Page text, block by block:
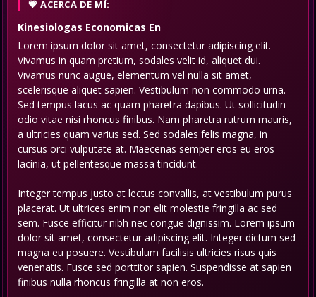
ACERCA DE MÍ:
Kinesiologas Economicas En
Lorem ipsum dolor sit amet, consectetur adipiscing elit.
Vivamus in quam pretium, sodales velit id, aliquet dui.
Vivamus nunc augue, elementum vel nulla sit amet,
scelerisque aliquet sapien. Vestibulum non commodo urna.
Sed tempus lacus ac quam pharetra dapibus. Ut sollicitudin
odio vitae nisi rhoncus finibus. Nam pharetra rutrum mauris,
a ultricies quam varius sed. Sed sodales felis magna, in
cursus orci vulputate at. Maecenas semper eros eu eros
lacinia, ut pellentesque massa tincidunt.
Integer tempus justo at lectus convallis, at vestibulum purus
placerat. Ut ultrices enim non elit molestie fringilla ac sed
sem. Fusce efficitur nibh nec congue dignissim. Lorem ipsum
dolor sit amet, consectetur adipiscing elit. Integer dictum sed
magna eu posuere. Vestibulum facilisis ultricies risus quis
venenatis. Fusce sed porttitor sapien. Suspendisse at sapien
finibus nulla rhoncus fringilla at non eros.